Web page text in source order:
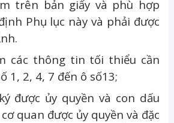
trên bản giấy và phù hợp
Phụ lục này và phải được
các thông tin tối thiểu cần
1, 2, 4, 7 đến ô số13;
được ủy quyền và con dấu
quan được ủy quyền và đặc